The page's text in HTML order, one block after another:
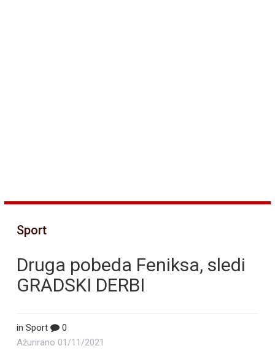
Sport
Druga pobeda Feniksa, sledi
GRADSKI DERBI
in Sport
0
Ažurirano 01/11/2021